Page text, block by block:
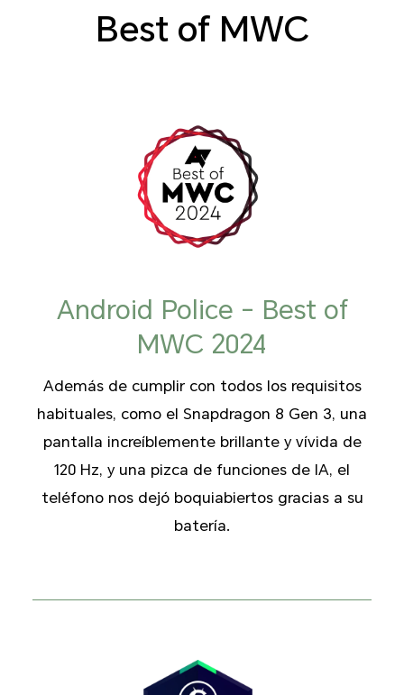
Best of MWC
Android Police - Best of
MWC 2024
Además de cumplir con todos los requisitos
habituales, como el Snapdragon 8 Gen 3, una
pantalla increíblemente brillante y vívida de
120 Hz, y una pizca de funciones de IA, el
teléfono nos dejó boquiabiertos gracias a su
batería.